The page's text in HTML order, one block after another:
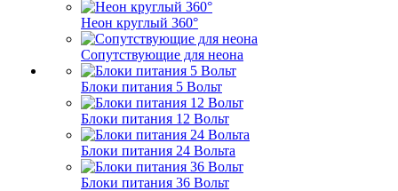
Неон круглый 360°
Сопутствующие для неона
Блоки питания 5 Вольт
Блоки питания 12 Вольт
Блоки питания 24 Вольта
Блоки питания 36 Вольт